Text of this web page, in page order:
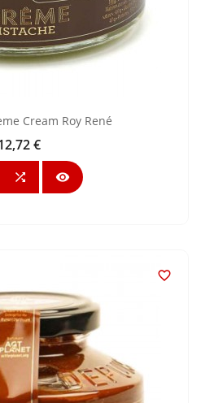
Cream Roy René
Preis
€
 
